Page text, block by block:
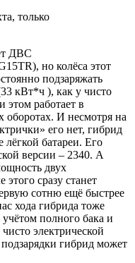
ДВС
но колёса этот
подзаряжать
кВт*ч ), как у чисто
этом работает в
И несмотря на
его нет, гибрид
лёгкой батареи. Его
версии – 2340. А
двух
этого сразу станет
сотню ещё быстрее
хода гибрида тоже
полного бака и
электрической
гибрид может